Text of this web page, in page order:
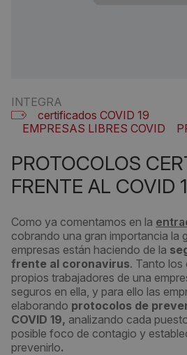
INTEGRA
certificados COVID 19
EMPRESAS LIBRES COVID
PROTOCOLOS
FRENTE AL COVID
Como ya comentamos en la
cobrando una gran importancia la
empresas están haciendo de la
frente al coronavirus. Tanto los
propios trabajadores de una
seguros en ella, y para ello las
elaborando protocolos de
COVID 19, analizando cada
posible foco de contagio y
prevenirlo.